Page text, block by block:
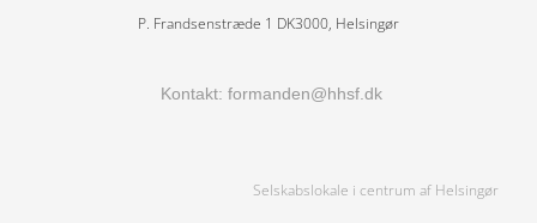
P. Frandsenstræde 1 DK3000, Helsingør
Kontakt: formanden@hhsf.dk
Selskabslokale i centrum af Helsingør